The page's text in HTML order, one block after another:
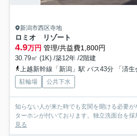
新潟市西区寺地
ロミオ リゾート
4.9万円 管理/共益費1,800円
30.79㎡ (1K) /築12年 /2階建
上越新幹線「新潟」駅 バス43分 「済生
駐輪場 公共下水
知らない人が来た時でも玄関を開ける必要
ターホンが付いております。独立洗面台を採
見る